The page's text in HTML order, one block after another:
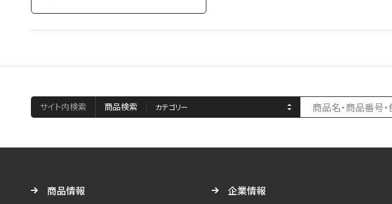
サイト内検索 商品検索
商品情報 企業情報